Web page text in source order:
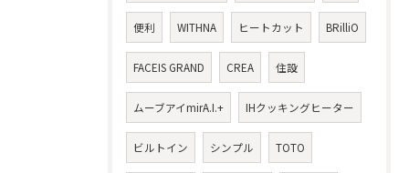
便利 WITHNA ヒートカット BRilliO
FACEIS GRAND CREA 住設
ムーブアイmirA.I.+ IHクッキングヒーター
ビルトイン シンプル TOTO